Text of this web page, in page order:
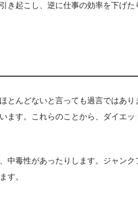
き起こし、逆に仕事の効率を下げた
んどないと言っても過言ではあり
ます。これらのことから、ダイエッ
中毒性があったりします。ジャンク
す。